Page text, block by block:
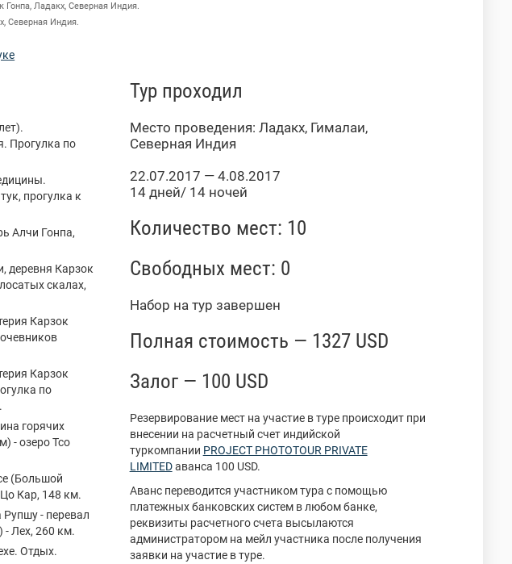
Ладакх, Северная Индия.
Северная Индия.
Прогулка по
прогулка к
Алчи Гонпа,
деревня Карзок
скалах,
Карзок
Карзок
по
горячих
- озеро Тсо
(Большой
Кар, 148 км.
- перевал
- Лех, 260 км.
Отдых.
Тур проходил
Место проведения: Ладакх, Гималаи,
Северная Индия
22.07.2017 — 4.08.2017
14 дней/ 14 ночей
Количество мест: 10
Свободных мест: 0
Набор на тур завершен
Полная стоимость — 1327 USD
Залог — 100 USD
Резервирование мест на участие в туре происходит при
внесении на расчетный счет индийской
туркомпании PROJECT PHOTOTOUR PRIVATE
LIMITEDаванса 100 USD.
Аванс переводится участником тура с помощью
платежных банковских систем в любом банке,
реквизиты расчетного счета высылаются
администратором на мейл участника после получения
заявки на участие в туре.